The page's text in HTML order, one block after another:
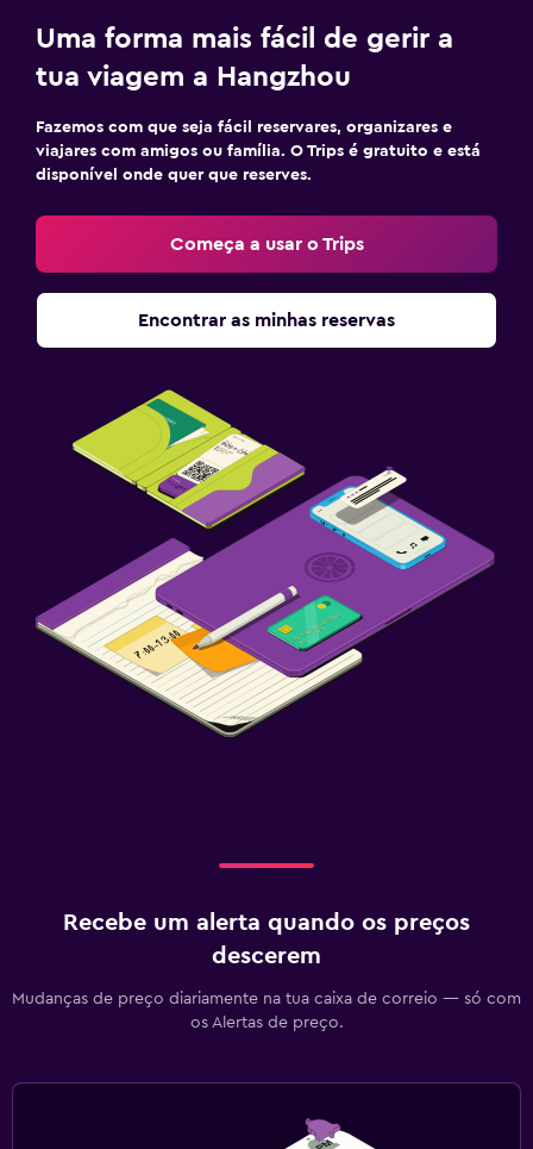
Cofre
Loja de presentes
Ciclismo
Caminhadas
Passeios de barco
Estacionamento gratuito
Estacionamento privado
Carga p/ carros elé.
Lavandaria
Lavandaria
Serviço de engomadoria
Serviço de lavandaria
Ferro e tábua de passar a ferro
Varanda
Ginásio
Uma forma mais fácil de gerir a
tua viagem a Hangzhou
Fazemos com que seja fácil reservares, organizares e
viajares com amigos ou família. O Trips é gratuito e está
disponível onde quer que reserves.
Começa a usar o Trips
Encontrar as minhas reservas
Recebe um alerta quando os preços
descerem
Mudanças de preço diariamente na tua caixa de correio — só com
os Alertas de preço.